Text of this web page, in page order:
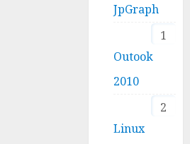
JpGraph
1
Outook
2010
2
Linux